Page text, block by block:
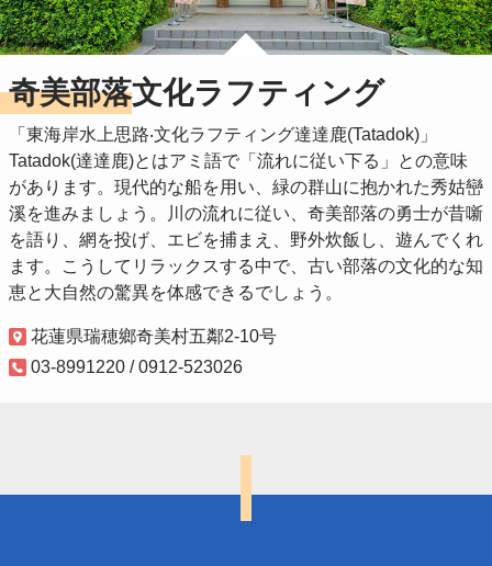
奇美部落文化ラフティング
「東海岸水上思路‧文化ラフティング達達鹿(Tatadok)」
Tatadok(達達鹿)とはアミ語で「流れに従い下る」との意味
があります。現代的な船を用い、緑の群山に抱かれた秀姑巒
溪を進みましょう。川の流れに従い、奇美部落の勇士が昔噺
を語り、網を投げ、エビを捕まえ、野外炊飯し、遊んでくれ
ます。こうしてリラックスする中で、古い部落の文化的な知
恵と大自然の驚異を体感できるでしょう。
花蓮県瑞穂鄉奇美村五鄰2-10号
03-8991220 / 0912-523026